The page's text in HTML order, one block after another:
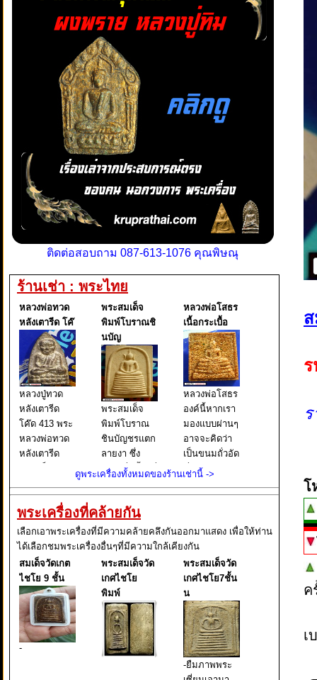
ติดต่อสอบถาม 087-613-1076 คุณพิษณุ
ร้านเช่า : พระไทย
หลวงพ่อทวด
หลังเตารีด โค๊
หลวงปู่ทวด
หลังเตารีด
โค๊ด 413 พระ
หลวงพ่อทวด
หลังเตารีด
ธรรมดา ปี
๒๕๐๕ นับเป็น
พระยอดนิยม
อีกรุ่นหนึ่งใน
ตระกูล พระ
หลวงพ่อทวด
พระสมเด็จ
พิมพ์โบราณชิ
นบัญ
พระสมเด็จ
พิมพ์โบราณ
ชินบัญชรแตก
ลายงา ซึ่ง
เขียนชื่อนี้ไว้ที่
พระ และยังมี
เขียนต่อไปอีก
ว่า ผงเก่าสม
เด็จพุฒาจารย์
โต พรหมรังสี
มหาเถราจาร
ย์ แห่งกร
หลวงพ่อโสธร
เนื้อกระเบื้อ
หลวงพ่อโสธร
องค์นี้หากเรา
มองแบบผ่านๆ
อาจจะคิดว่า
เป็นขนมถั่วอัด
ที่เราเคยกิน
แล้วนั่นคือ
โสธร พิมพ์
หลังคา
กระเบื้องโบสถ์
ซึ่งหากเราใช้ว
ดูพระเครื่องทั้งหมดของร้านเช่านี้ ->
พระเครื่องที่คล้ายกัน
เลือกเอาพระเครื่องที่มีความคล้ายคลึงกันออกมาแสดง เพื่อให้ท่าน
ได้เลือกชมพระเครื่องอื่นๆที่มีความใกล้เคียงกัน
สมเด็จวัดเกต
ไชโย 9 ชั้น
-
พระสมเด็จวัด
เกศไชโย
พิมพ์
พระสมเด็จวัด
เกศไชโย7ชั้น
น
-ยืมภาพพระ
โ
เ